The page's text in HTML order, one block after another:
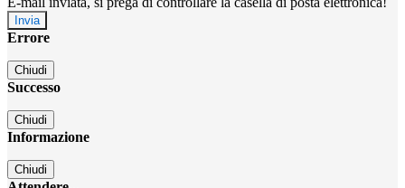
Errore
Chiudi
Successo
Chiudi
Informazione
Chiudi